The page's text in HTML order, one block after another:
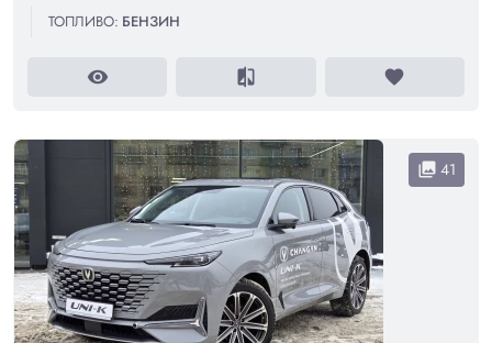
ТОПЛИВО: БЕНЗИН
visibility compare favorite
collections 41